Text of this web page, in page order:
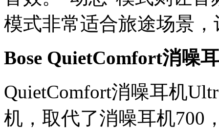
模式非常适合旅途场景
Bose QuietComfort消噪
QuietComfort消噪耳机
机，取代了消噪耳机700